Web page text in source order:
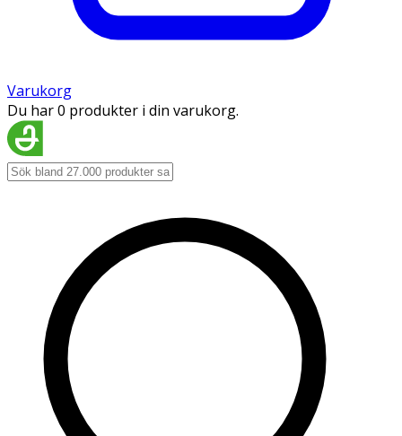
Varukorg
Du har 0 produkter i din varukorg.